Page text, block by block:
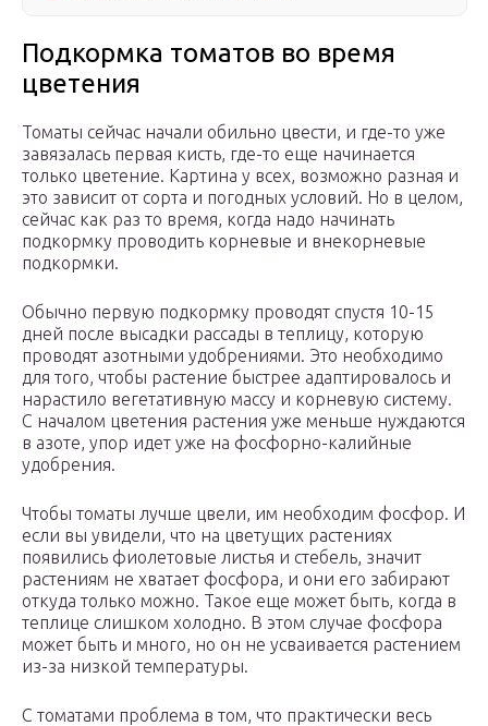
Подкормка томатов во время
цветения
Томаты сейчас начали обильно цвести, и где-то уже
завязалась первая кисть, где-то еще начинается
только цветение. Картина у всех, возможно разная и
это зависит от сорта и погодных условий. Но в целом,
сейчас как раз то время, когда надо начинать
подкормку проводить корневые и внекорневые
подкормки.
Обычно первую подкормку проводят спустя 10-15
дней после высадки рассады в теплицу, которую
проводят азотными удобрениями. Это необходимо
для того, чтобы растение быстрее адаптировалось и
нарастило вегетативную массу и корневую систему.
С началом цветения растения уже меньше нуждаются
в азоте, упор идет уже на фосфорно-калийные
удобрения.
Чтобы томаты лучше цвели, им необходим фосфор. И
если вы увидели, что на цветущих растениях
появились фиолетовые листья и стебель, значит
растениям не хватает фосфора, и они его забирают
откуда только можно. Такое еще может быть, когда в
теплице слишком холодно. В этом случае фосфора
может быть и много, но он не усваивается растением
из-за низкой температуры.
С томатами проблема в том, что практически весь